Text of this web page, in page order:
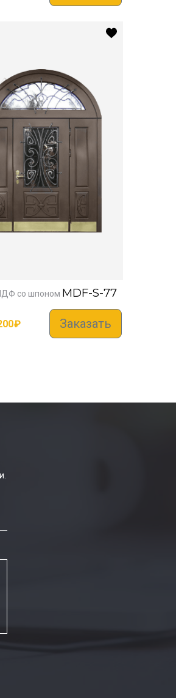
со шпоном MDF-S-77
₽ Заказать